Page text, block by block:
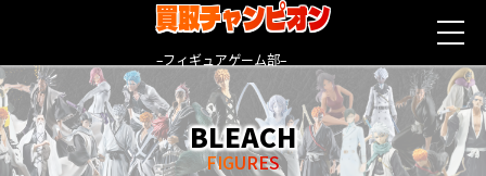
買取チャンピオン
–フィギュアゲーム部–
BLEACH
FIGURES